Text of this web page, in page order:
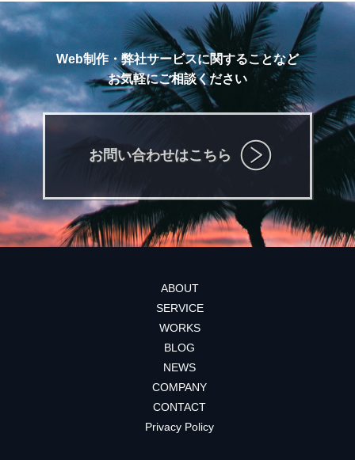
Web制作・弊社サービスに関することなど
お気軽にご相談ください
お問い合わせはこちら
ABOUT
SERVICE
WORKS
BLOG
NEWS
COMPANY
CONTACT
Privacy Policy